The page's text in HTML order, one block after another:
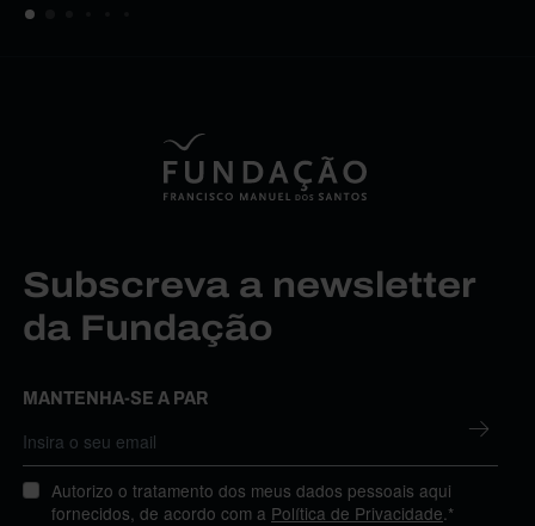
Subscreva a newsletter
da Fundação
MANTENHA-SE A PAR
Autorizo o tratamento dos meus dados pessoais aqui
fornecidos, de acordo com a Política de Privacidade .*